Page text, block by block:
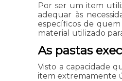
Por ser um item
adequar às
específicos de
material utilizado
As pastas
Visto a capacidade
item extremamente